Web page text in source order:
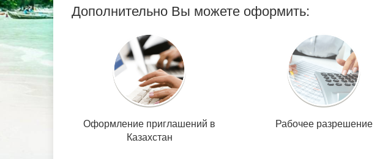
Дополнительно Вы можете оформить:
Оформление приглашений в
Казахстан
Рабочее разрешение